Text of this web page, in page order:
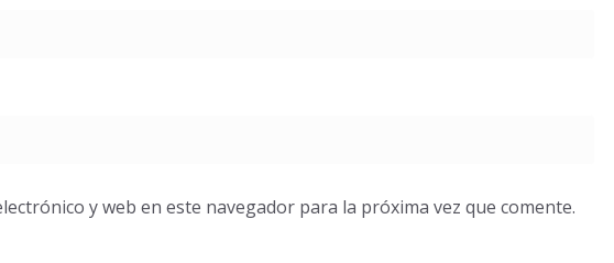
y web en este navegador para la próxima vez que comente.